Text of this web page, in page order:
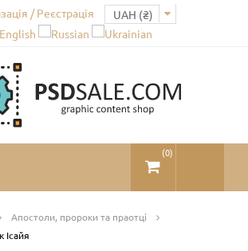
/ Реєстрація
(0)
Апостоли, пророки та праотці
Ісайя